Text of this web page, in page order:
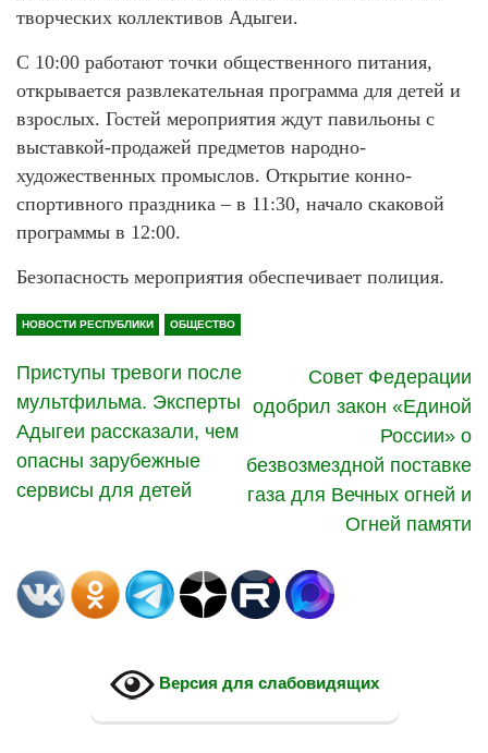
творческих коллективов Адыгеи.
С 10:00 работают точки общественного питания,
открывается развлекательная программа для детей и
взрослых. Гостей мероприятия ждут павильоны с
выставкой-продажей предметов народно-
художественных промыслов. Открытие конно-
спортивного праздника – в 11:30, начало скаковой
программы в 12:00.
Безопасность мероприятия обеспечивает полиция.
НОВОСТИ РЕСПУБЛИКИ ОБЩЕСТВО
Приступы тревоги после
мультфильма. Эксперты
Адыгеи рассказали, чем
опасны зарубежные
сервисы для детей
Совет Федерации
одобрил закон «Единой
России» о
безвозмездной поставке
газа для Вечных огней и
Огней памяти
Версия для слабовидящих